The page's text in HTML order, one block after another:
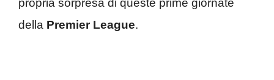
propria sorpresa di queste prime giornate
della Premier League.